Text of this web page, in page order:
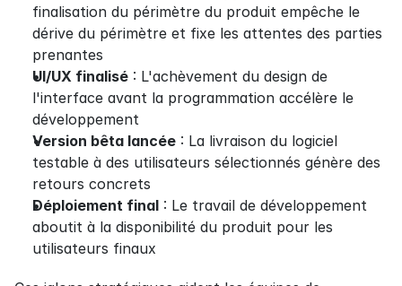
finalisation du périmètre du produit empêche le
dérive du périmètre et fixe les attentes des parties
prenantes
UI/UX finalisé : L'achèvement du design de
l'interface avant la programmation accélère le
développement
Version bêta lancée : La livraison du logiciel
testable à des utilisateurs sélectionnés génère des
retours concrets
Déploiement final : Le travail de développement
aboutit à la disponibilité du produit pour les
utilisateurs finaux